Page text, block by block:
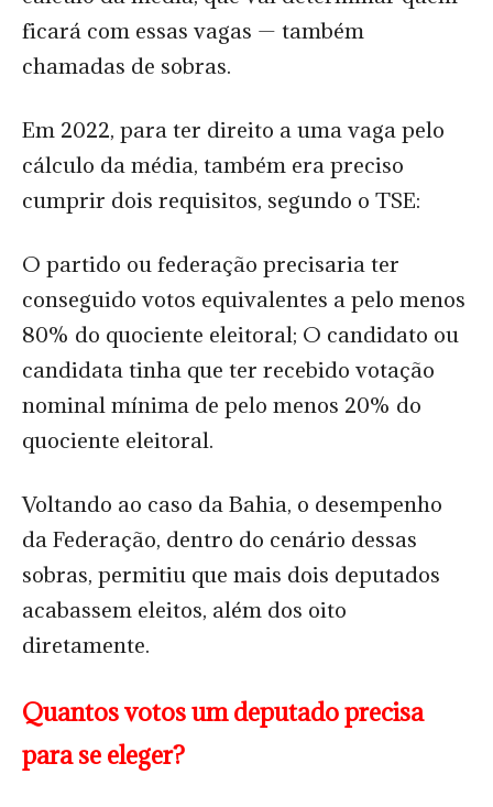
ficará com essas vagas — também
chamadas de sobras.
Em 2022, para ter direito a uma vaga pelo
cálculo da média, também era preciso
cumprir dois requisitos, segundo o TSE:
O partido ou federação precisaria ter
conseguido votos equivalentes a pelo menos
80% do quociente eleitoral; O candidato ou
candidata tinha que ter recebido votação
nominal mínima de pelo menos 20% do
quociente eleitoral.
Voltando ao caso da Bahia, o desempenho
da Federação, dentro do cenário dessas
sobras, permitiu que mais dois deputados
acabassem eleitos, além dos oito
diretamente.
Quantos votos um deputado precisa
para se eleger?